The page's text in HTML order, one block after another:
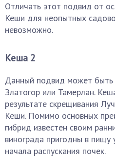
Отличать этот подвид от
Кеши для неопытных
невозможно.
Кеша 2
Данный подвид может быть
Златогор или Тамерлан.
результате скрещивания
Кеши. Помимо основных
гибрид известен своим
винограда пригодны в
начала распускания почек.